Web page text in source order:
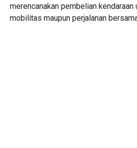
merencanakan pembelian kendaraan
mobilitas maupun perjalanan